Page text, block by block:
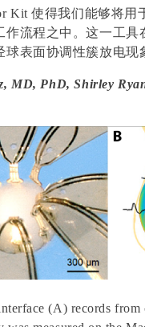
Kit 使得我们能够将用
作流程之中。这一工具
球表面协调性簇放电现
MD, PhD, Shirley
(A) records